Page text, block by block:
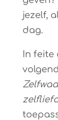
jezelf,
dag.
In